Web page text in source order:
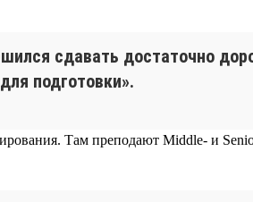
сдавать достаточно
подготовки».
Там преподают Middle- и